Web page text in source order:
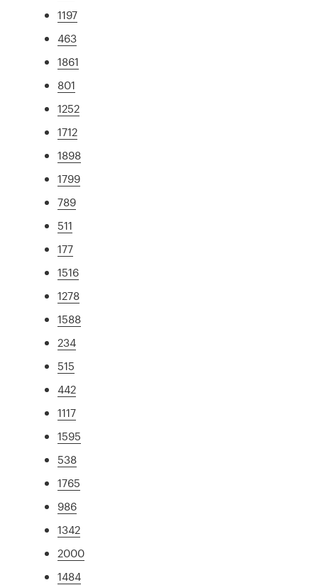
1197
463
1861
801
1252
1712
1898
1799
789
511
177
1516
1278
1588
234
515
442
1117
1595
538
1765
986
1342
2000
1484